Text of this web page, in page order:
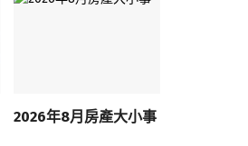
2026年8月房產大小事